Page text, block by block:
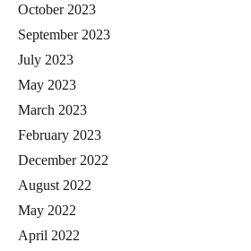
October 2023
September 2023
July 2023
May 2023
March 2023
February 2023
December 2022
August 2022
May 2022
April 2022